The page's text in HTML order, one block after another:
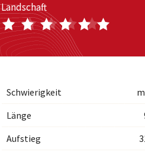
Landschaft
Schwierigkeit
Länge
Aufstieg